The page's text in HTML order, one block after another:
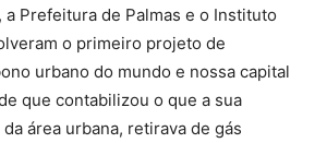
a Prefeitura de Palmas e o Instituto
o primeiro projeto de
urbano do mundo e nossa capital
que contabilizou o que a sua
área urbana, retirava de gás